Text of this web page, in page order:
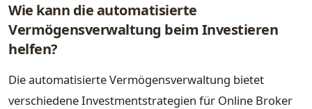
Wie kann die automatisierte
Vermögensverwaltung beim Investieren
helfen?
Die automatisierte Vermögensverwaltung bietet
verschiedene Investmentstrategien für Online Broker